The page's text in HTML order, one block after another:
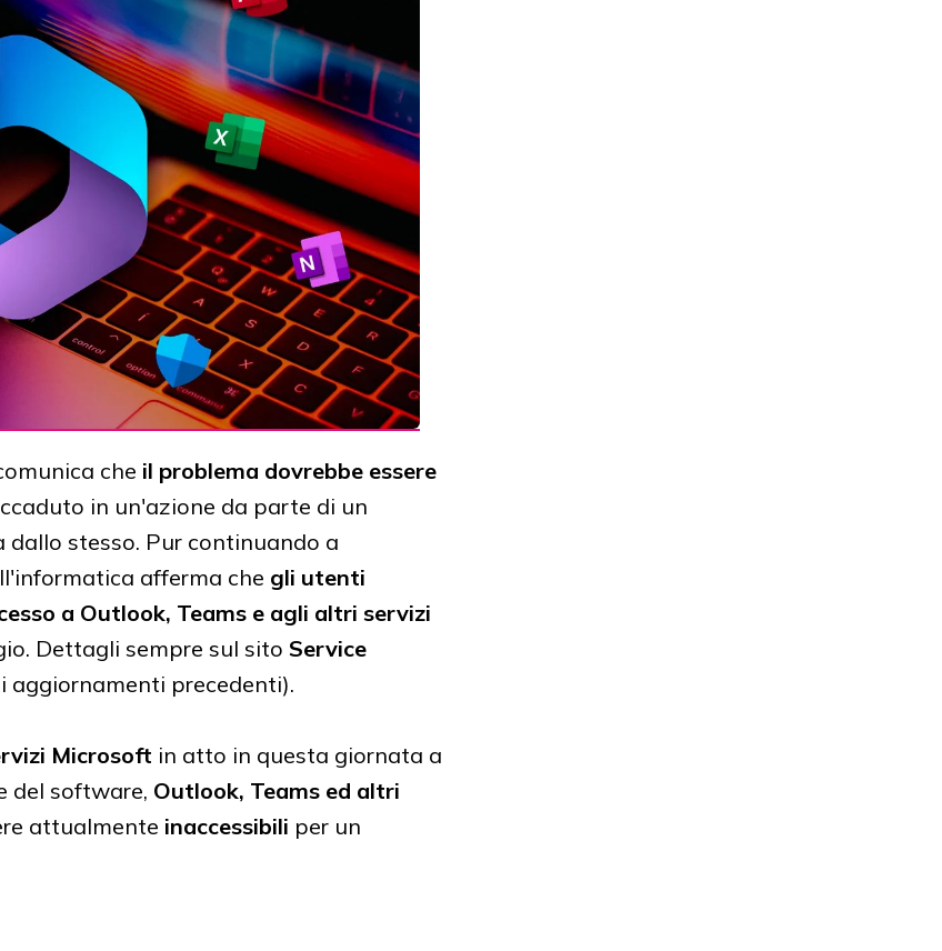
che il problema dovrebbe essere
in un'azione da parte di un
stesso. Pur continuando a
afferma che gli utenti
a Outlook, Teams e agli altri servizi
Dettagli sempre sul sito Service
aggiornamenti precedenti).
Microsoft in atto in questa giornata a
del software, Outlook, Teams ed altri
attualmente inaccessibili per un